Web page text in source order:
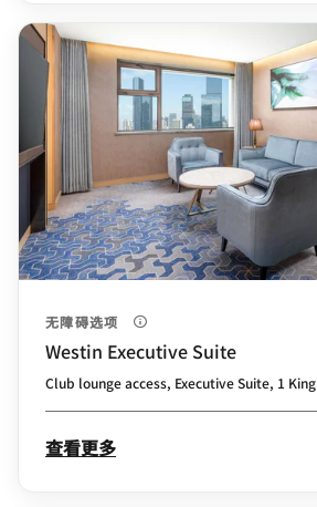
无障碍选项
Westin Executive Suite
Club lounge access, Executive Suite, 1 King
查看更多